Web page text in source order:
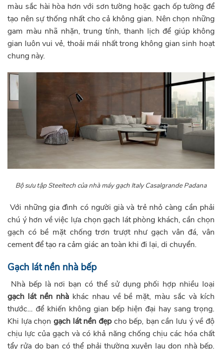
màu sắc hài hòa hơn với sơn tường hoặc gạch ốp tường để
tạo nên sự thống nhất cho cả không gian. Nên chọn những
gam màu nhã nhặn, trung tính, thanh lịch để giúp không
gian luôn vui vẻ, thoải mái nhất trong không gian sinh hoạt
chung này.
Bộ sưu tập Steeltech của nhà máy gạch Italy Casalgrande Padana
Với những gia đình có người già và trẻ nhỏ càng cần phải
chú ý hơn về việc lựa chọn gạch lát phòng khách, cần chọn
gạch có bề mặt chống trơn trượt như gạch vân đá, vân
cement để tạo ra cảm giác an toàn khi đi lại, di chuyển.
Gạch lát nền nhà bếp
Nhà bếp là nơi bạn có thể sử dụng phối hợp nhiều loại
gạch lát nền nhàkhác nhau về bề mặt, màu sắc và kích
thước… để khiến không gian bếp hiện đại hay sang trọng.
Khi lựa chọn gạch lát nền đẹpcho bếp, bạn cần lưu ý về độ
chịu lực của gạch và có khả năng chống chịu các hóa chất
tẩy rửa do bạn có thể phải thường xuyên lau dọn nhà bếp.